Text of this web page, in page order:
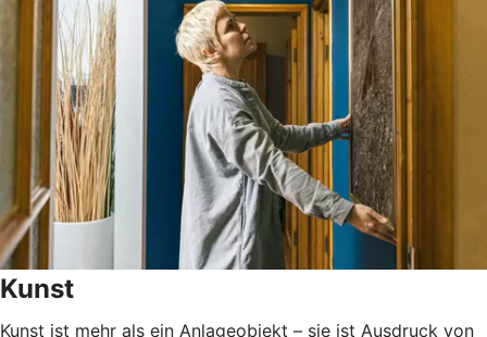
Kunst
Kunst ist mehr als ein Anlageobjekt – sie ist Ausdruck von